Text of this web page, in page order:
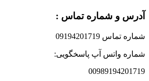
آدرس و شماره تماس :
شماره تماس 09194201719
شماره واتس آپ پاسخگویی:
00989194201719